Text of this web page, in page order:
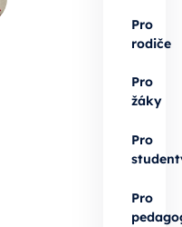
Pro
rodiče
Pro
žáky
Pro
Pro